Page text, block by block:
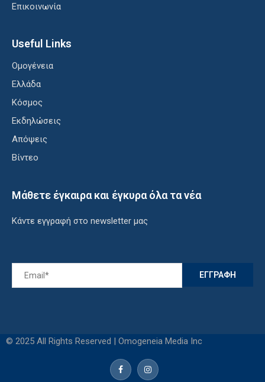
Επικοινωνία
Useful Links
Ομογένεια
Ελλάδα
Κόσμος
Εκδηλώσεις
Απόψεις
Βίντεο
Μάθετε έγκαιρα και έγκυρα όλα τα νέα
Κάντε εγγραφή στο newsletter μας
© 2025 All Rights Reserved | Omogeneia Media Inc